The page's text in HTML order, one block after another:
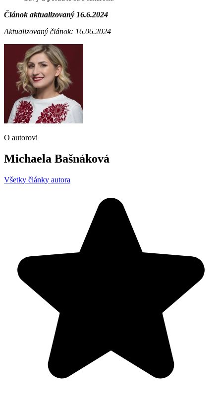
Článok aktualizovaný 16.6.2024
Aktualizovaný článok: 16.06.2024
O autorovi
Michaela Bašnáková
Všetky články autora